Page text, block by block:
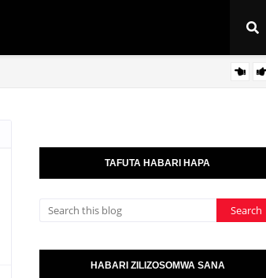
TAFUTA HABARI HAPA
HABARI ZILIZOSOMWA SANA